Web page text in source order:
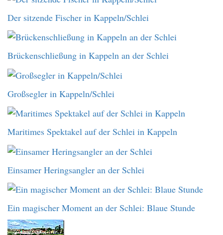
Der sitzende Fischer in Kappeln/Schlei
Brückenschließung in Kappeln an der Schlei
Großsegler in Kappeln/Schlei
Maritimes Spektakel auf der Schlei in Kappeln
Einsamer Heringsangler an der Schlei
Ein magischer Moment an der Schlei: Blaue Stunde